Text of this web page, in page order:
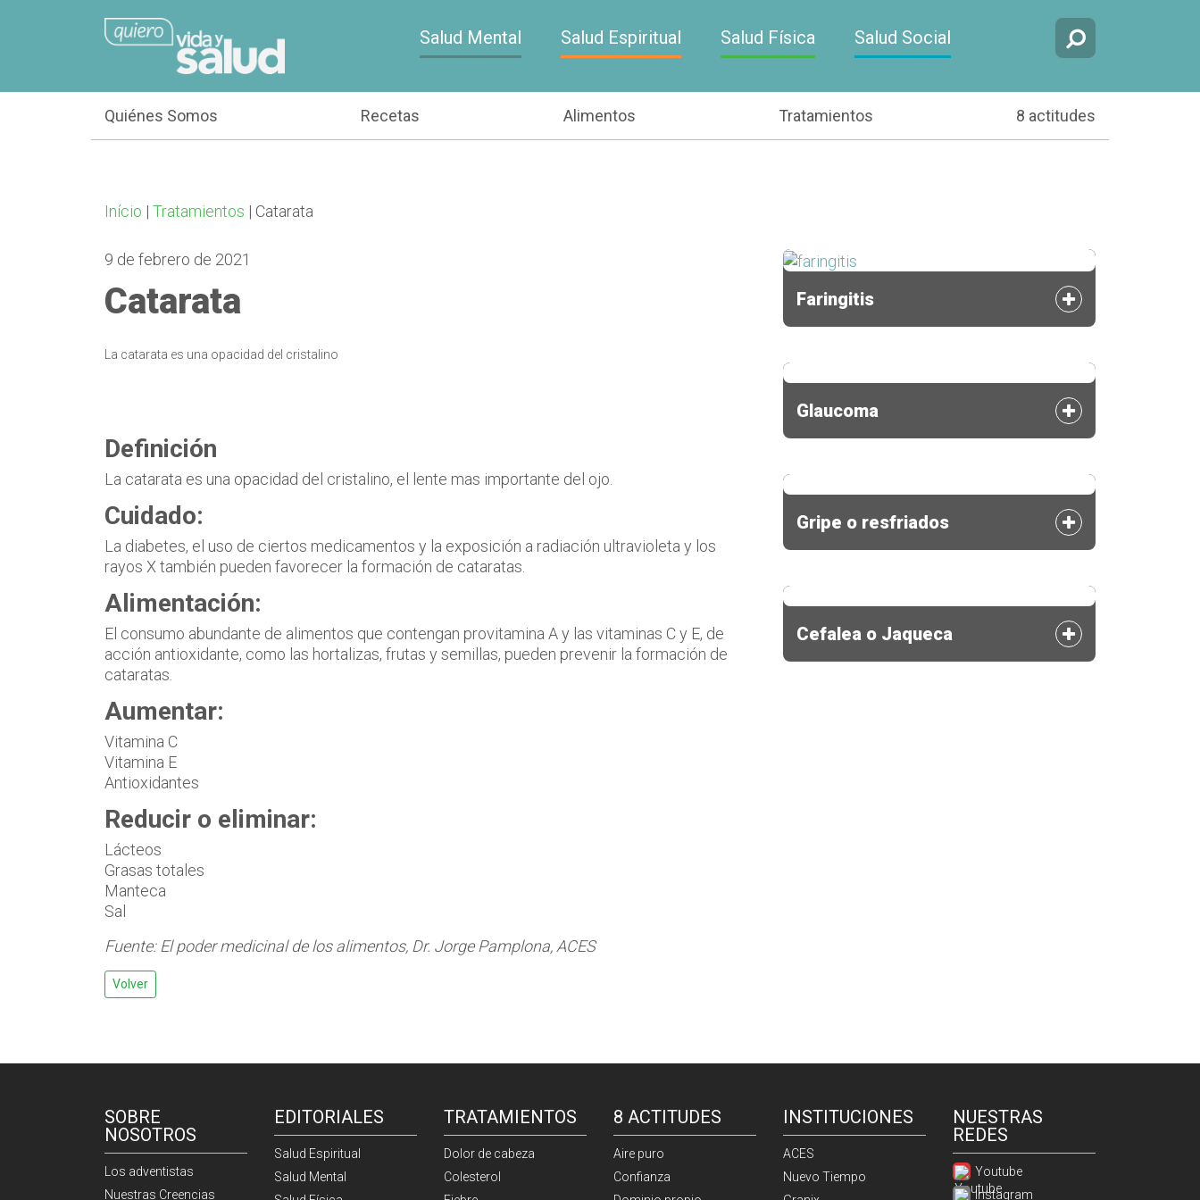
Salud Mental Salud Espiritual Salud Física Salud Social
Quiénes Somos Recetas Alimentos Tratamientos 8 actitudes
Início | Tratamientos | Catarata
9 de febrero de 2021
Catarata
La catarata es una opacidad del cristalino
Definición
La catarata es una opacidad del cristalino, el lente mas importante del ojo.
Cuidado:
La diabetes, el uso de ciertos medicamentos y la exposición a radiación ultravioleta y los
rayos X también pueden favorecer la formación de cataratas.
Alimentación:
El consumo abundante de alimentos que contengan provitamina A y las vitaminas C y E, de
acción antioxidante, como las hortalizas, frutas y semillas, pueden prevenir la formación de
cataratas.
Aumentar:
Vitamina C
Vitamina E
Antioxidantes
Reducir o eliminar:
Lácteos
Grasas totales
Manteca
Sal
Fuente: El poder medicinal de los alimentos, Dr. Jorge Pamplona, ACES
Volver
Faringitis
Glaucoma
Gripe o resfriados
Cefalea o Jaqueca
SOBRE
NOSOTROS
Los adventistas
Nuestras Creencias
EDITORIALES
Salud Espiritual
Salud Mental
TRATAMIENTOS
Dolor de cabeza
Colesterol
8 ACTITUDES
Aire puro
Confianza
INSTITUCIONES
ACES
Nuevo Tiempo
NUESTRAS
REDES
Youtube
Instagram